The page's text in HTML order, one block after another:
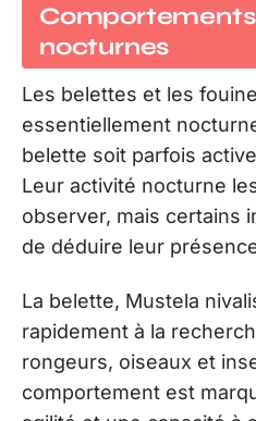
nocturnes
Les belettes et les
essentiellement
belette soit parfois
Leur activité nocturne
observer, mais certains
de déduire leur
La belette, Mustela
rapidement à la
rongeurs, oiseaux et
comportement est